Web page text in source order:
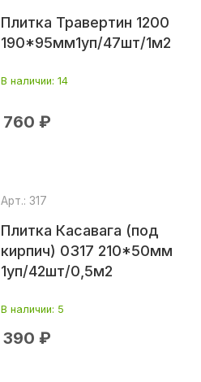
Плитка Травертин 1200
190*95мм1уп/47шт/1м2
В наличии: 14
760 ₽
Плитка Касавага (под
кирпич) 0317 210*50мм
1уп/42шт/0,5м2
Арт.: 317
В наличии: 5
390 ₽